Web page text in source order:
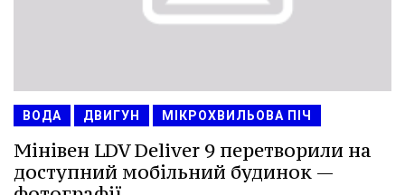
ВОДА ДВИГУН МІКРОХВИЛЬОВА ПІЧ
Мінівен LDV Deliver 9 перетворили на
доступний мобільний будинок —